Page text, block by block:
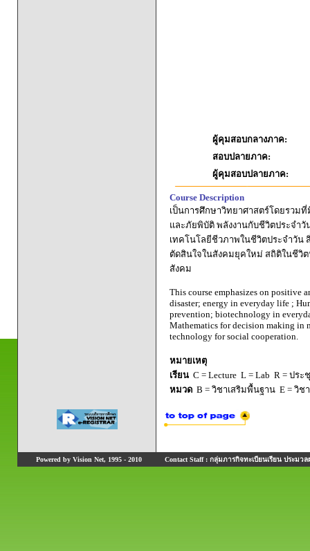
ผู้คุมสอบกลางภาค:
สอบปลายภาค:
ผู้คุมสอบปลายภาค:
Course Description
เป็นการศึกษาวิทยาศาสตร์โดยรวม
และภัยพิบัติ พลังงานกับชีวิตประจำ
เทคโนโลยีชีวภาพในชีวิตประจำวั
ตัดสินใจในสังคมยุคใหม่ สถิติในชีวิ
สังคม
This course emphasizes on positive
disaster; energy in everyday life ;
prevention; biotechnology in
Mathematics for decision making in
technology for social cooperation.
หมายเหตุ
เรียน C = Lecture L = Lab R = ประ
หมวด B = วิชาเสริมพื้นฐาน E = วิช
Powered by Vision Net, 1995 - 2010 Contact Staff : กลุ่มภารกิจทะเบียนเรียน ประมวล